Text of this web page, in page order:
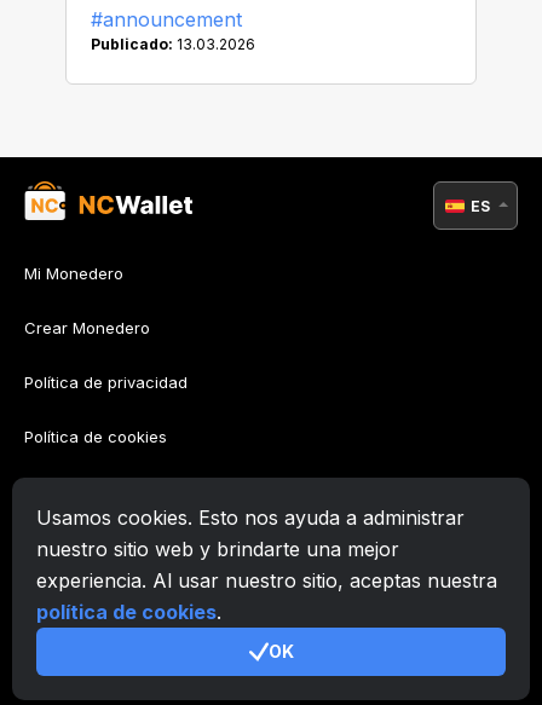
Usamos cookies. Esto nos ayuda a administrar
nuestro sitio web y brindarte una mejor
experiencia. Al usar nuestro sitio, aceptas nuestra
política de cookies.
OK
#announcement
Publicado: 13.03.2026
Mi Monedero
Crear Monedero
Política de privacidad
Política de cookies
Términos de uso
© 2026. Zafiro Innovation Systems LLC. All rights reserved.
ES